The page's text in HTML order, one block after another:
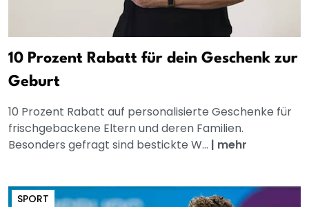
10 Prozent Rabatt für dein Geschenk zur
Geburt
10 Prozent Rabatt auf personalisierte Geschenke für
frischgebackene Eltern und deren Familien.
Besonders gefragt sind bestickte W... | mehr
SPORT